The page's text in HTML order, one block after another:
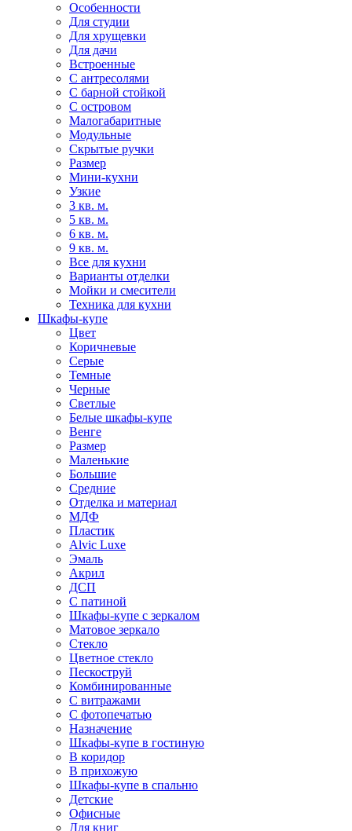
Особенности
Для студии
Для хрущевки
Для дачи
Встроенные
С антресолями
С барной стойкой
С островом
Малогабаритные
Модульные
Скрытые ручки
Размер
Мини-кухни
Узкие
3 кв. м.
5 кв. м.
6 кв. м.
9 кв. м.
Все для кухни
Варианты отделки
Мойки и смесители
Техника для кухни
Шкафы-купе
Цвет
Коричневые
Серые
Темные
Черные
Светлые
Белые шкафы-купе
Венге
Размер
Маленькие
Большие
Средние
Отделка и материал
МДФ
Пластик
Alvic Luxe
Эмаль
Акрил
ДСП
С патиной
Шкафы-купе с зеркалом
Матовое зеркало
Стекло
Цветное стекло
Пескоструй
Комбинированные
С витражами
С фотопечатью
Назначение
Шкафы-купе в гостиную
В коридор
В прихожую
Шкафы-купе в спальню
Детские
Офисные
Для книг